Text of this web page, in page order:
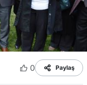
0 Paylaş